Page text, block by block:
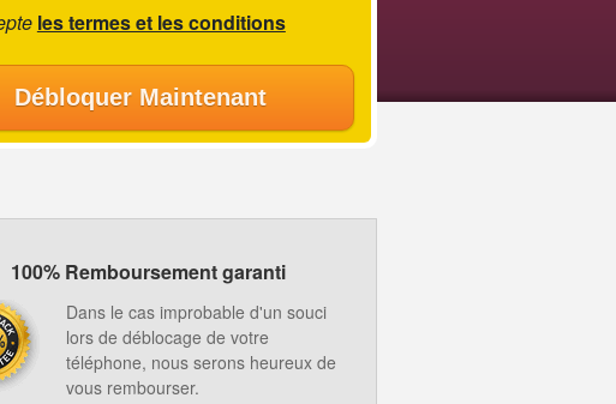
les termes et les conditions
Débloquer Maintenant
100% Remboursement garanti
Dans le cas improbable d'un souci
lors de déblocage de votre
téléphone, nous serons heureux de
vous rembourser.